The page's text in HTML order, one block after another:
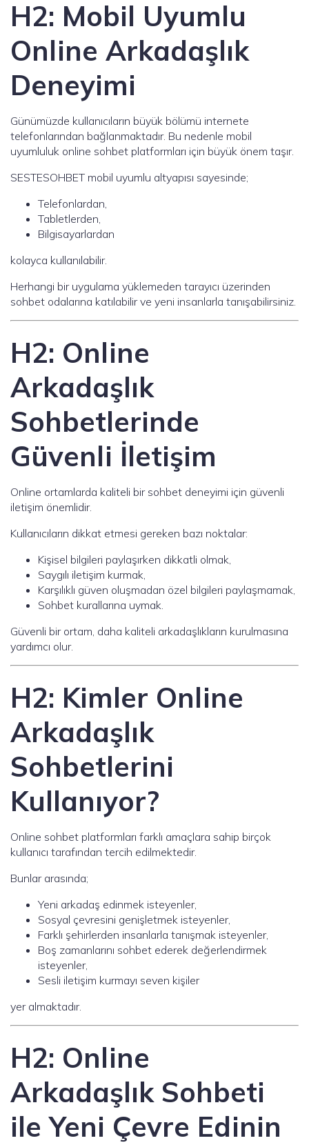
H2: Mobil Uyumlu
Online Arkadaşlık
Deneyimi
Günümüzde kullanıcıların büyük bölümü internete
telefonlarından bağlanmaktadır. Bu nedenle mobil
uyumluluk online sohbet platformları için büyük önem taşır.
SESTESOHBET mobil uyumlu altyapısı sayesinde;
Telefonlardan,
Tabletlerden,
Bilgisayarlardan
kolayca kullanılabilir.
Herhangi bir uygulama yüklemeden tarayıcı üzerinden
sohbet odalarına katılabilir ve yeni insanlarla tanışabilirsiniz.
H2: Online
Arkadaşlık
Sohbetlerinde
Güvenli İletişim
Online ortamlarda kaliteli bir sohbet deneyimi için güvenli
iletişim önemlidir.
Kullanıcıların dikkat etmesi gereken bazı noktalar:
Kişisel bilgileri paylaşırken dikkatli olmak,
Saygılı iletişim kurmak,
Karşılıklı güven oluşmadan özel bilgileri paylaşmamak,
Sohbet kurallarına uymak.
Güvenli bir ortam, daha kaliteli arkadaşlıkların kurulmasına
yardımcı olur.
H2: Kimler Online
Arkadaşlık
Sohbetlerini
Kullanıyor?
Online sohbet platformları farklı amaçlara sahip birçok
kullanıcı tarafından tercih edilmektedir.
Bunlar arasında;
Yeni arkadaş edinmek isteyenler,
Sosyal çevresini genişletmek isteyenler,
Farklı şehirlerden insanlarla tanışmak isteyenler,
Boş zamanlarını sohbet ederek değerlendirmek
isteyenler,
Sesli iletişim kurmayı seven kişiler
yer almaktadır.
H2: Online
Arkadaşlık Sohbeti
ile Yeni Çevre Edinin